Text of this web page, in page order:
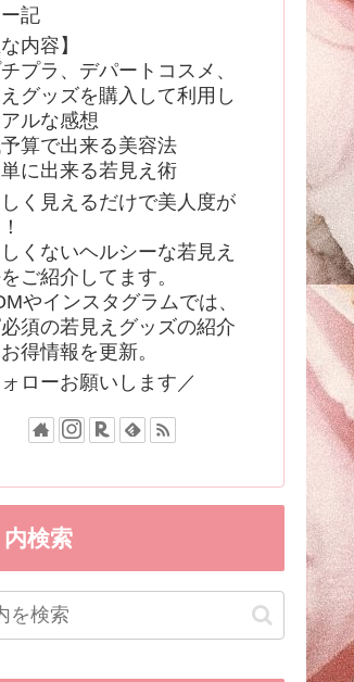
記
な内容】
プラ、デパートコスメ、
グッズを購入して利用し
ルな感想
算で出来る美容法
に出来る若見え術
く見えるだけで美人度が
くないヘルシーな若見え
ご紹介してます。
やインスタグラムでは、
必須の若見えグッズの紹介
得情報を更新。
ローお願いします／
検索